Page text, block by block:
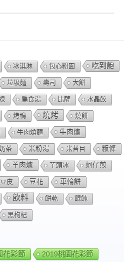
冰淇淋 包心粉園 吃到飽
垃圾麵 壽司 大餅
扁食湯 比薩 水晶餃
烤鴨 燒烤 燒餅
牛肉熗麵 牛肉爐
茶 米粉湯 米苔目 粄條
羊肉爐 芋頭冰 蚵仔煎
豆皮 豆花 車輪餅
飲料 餅乾 餛飩
黑枸杞
花彩節
2019桃園花彩節